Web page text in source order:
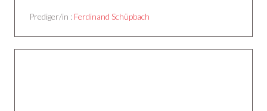
Prediger/in : Ferdinand Schüpbach